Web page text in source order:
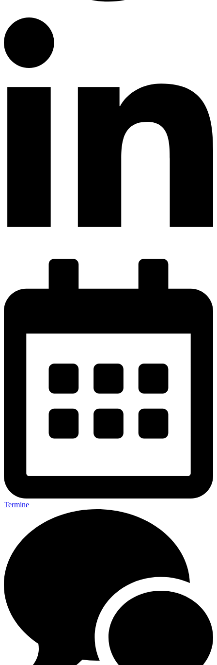
Termine